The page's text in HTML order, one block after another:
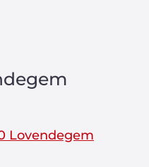
Lovendegem